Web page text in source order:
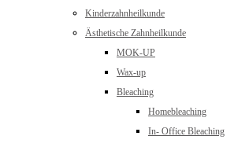
Kinderzahnheilkunde
Ästhetische Zahnheilkunde
MOK-UP
Wax-up
Bleaching
Homebleaching
In- Office Bleaching